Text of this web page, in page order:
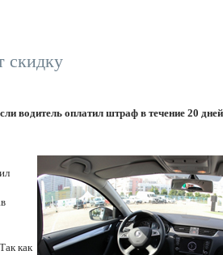
скидку
водитель оплатил штраф в течение 20
как